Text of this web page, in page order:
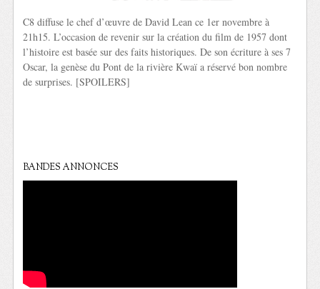
C8 diffuse le chef d’œuvre de David Lean ce 1er novembre à
21h15. L’occasion de revenir sur la création du film de 1957 dont
l’histoire est basée sur des faits historiques. De son écriture à ses 7
Oscar, la genèse du Pont de la rivière Kwaï a réservé bon nombre
de surprises. [SPOILERS]
BANDES ANNONCES